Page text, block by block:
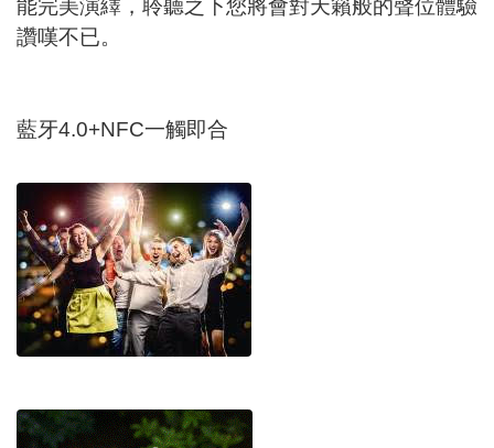
能完美演繹，聆聽之下您將會對天籟般的聲位體驗
讚嘆不已。
藍牙4.0+NFC一觸即合